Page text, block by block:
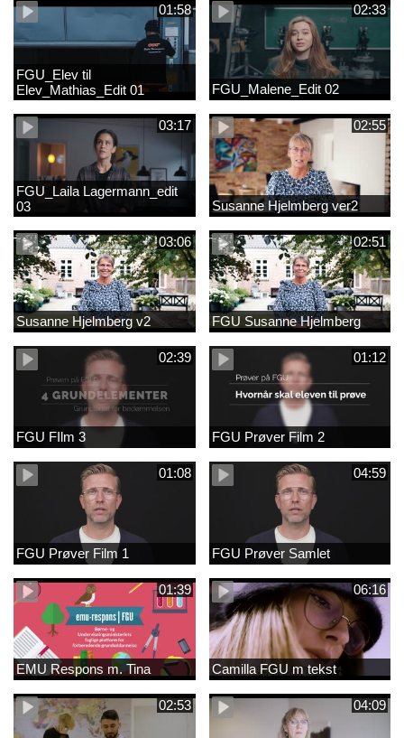
01:58
FGU_Elev til
Elev_Mathias_Edit 01
02:33
FGU_Malene_Edit 02
03:17
FGU_Laila Lagermann_edit
03
02:55
Susanne Hjelmberg ver2
03:06
Susanne Hjelmberg v2
02:51
FGU Susanne Hjelmberg
02:39
FGU FIlm 3
01:12
FGU Prøver Film 2
01:08
FGU Prøver Film 1
04:59
FGU Prøver Samlet
01:39
EMU Respons m. Tina
06:16
Camilla FGU m tekst
02:53 04:09